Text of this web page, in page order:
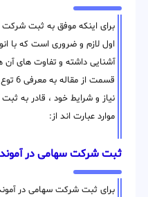
برای اینکه موفق به ثبت
اول لازم و ضروری است که با
آشنایی داشته و تفاوت های آن
قسمت
نیاز و شرایط خود ، قادر به
موارد عبارت اند از:
ثبت شرکت سهامی در
برای ثبت شرکت سهامی در